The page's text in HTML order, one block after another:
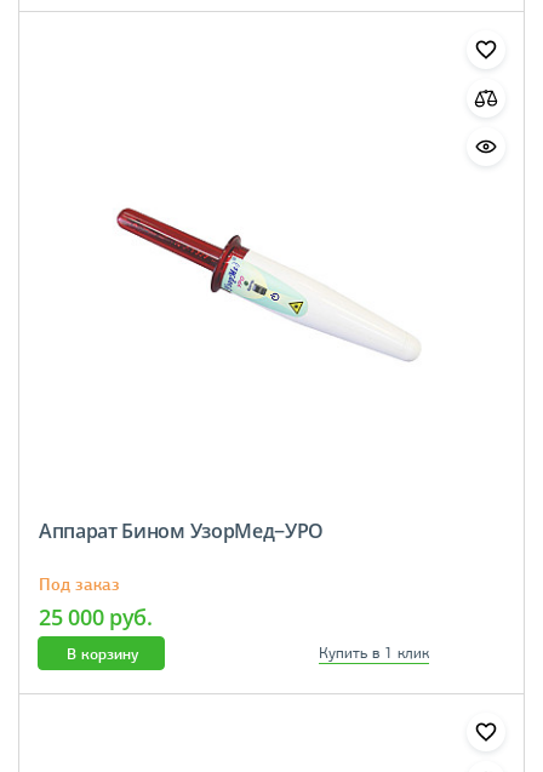
Аппарат Бином УзорМед−УРО
Под заказ
25 000 руб.
В корзину Купить в 1 клик